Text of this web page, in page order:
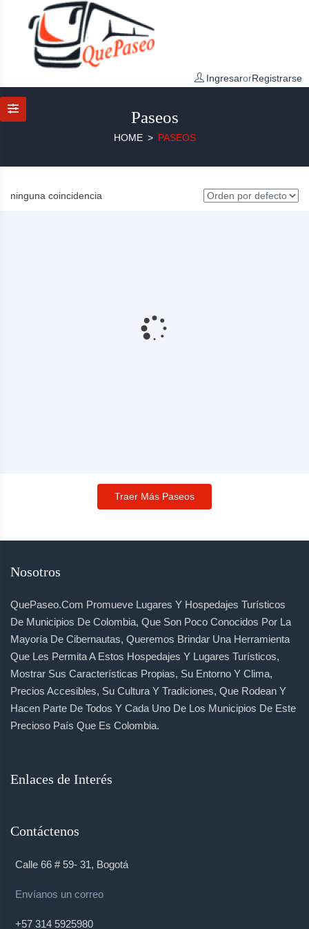
IngresarorRegistrarse
Paseos
HOME PASEOS
ninguna coincidencia
Traer Más Paseos
Nosotros
QuePaseo.com Promueve Lugares Y Hospedajes Turísticos
De Municipios De Colombia, Que Son Poco Conocidos Por La
Mayoría De Cibernautas, Queremos Brindar Una Herramienta
Que Les Permita A Estos Hospedajes Y Lugares Turísticos,
Mostrar Sus Características Propias, Su Entorno Y Clima,
Precios Accesibles, Su Cultura Y Tradiciones, Que Rodean Y
Hacen Parte De Todos Y Cada Uno De Los Municipios De Este
Precioso País Que Es Colombia.
Enlaces de Interés
Contáctenos
Calle 66 # 59- 31, Bogotá
Envíanos un correo
+57 314 5925980